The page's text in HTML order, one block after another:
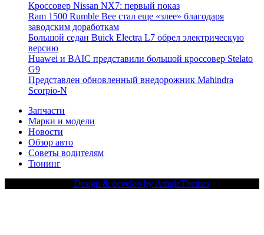
Кроссовер Nissan NX7: первый показ
Ram 1500 Rumble Bee стал еще «злее» благодаря
заводским доработкам
Большой седан Buick Electra L7 обрел электрическую
версию
Huawei и BAIC представили большой кроссовер Stelato
G9
Представлен обновленный внедорожник Mahindra
Scorpio-N
Запчасти
Марки и модели
Новости
Обзор авто
Советы водителям
Тюнинг
Design & develop by AmpleThemes